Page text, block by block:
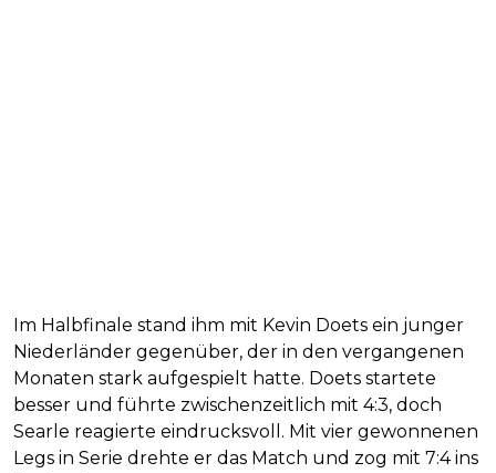
Im Halbfinale stand ihm mit Kevin Doets ein junger
Niederländer gegenüber, der in den vergangenen
Monaten stark aufgespielt hatte. Doets startete
besser und führte zwischenzeitlich mit 4:3, doch
Searle reagierte eindrucksvoll. Mit vier gewonnenen
Legs in Serie drehte er das Match und zog mit 7:4 ins